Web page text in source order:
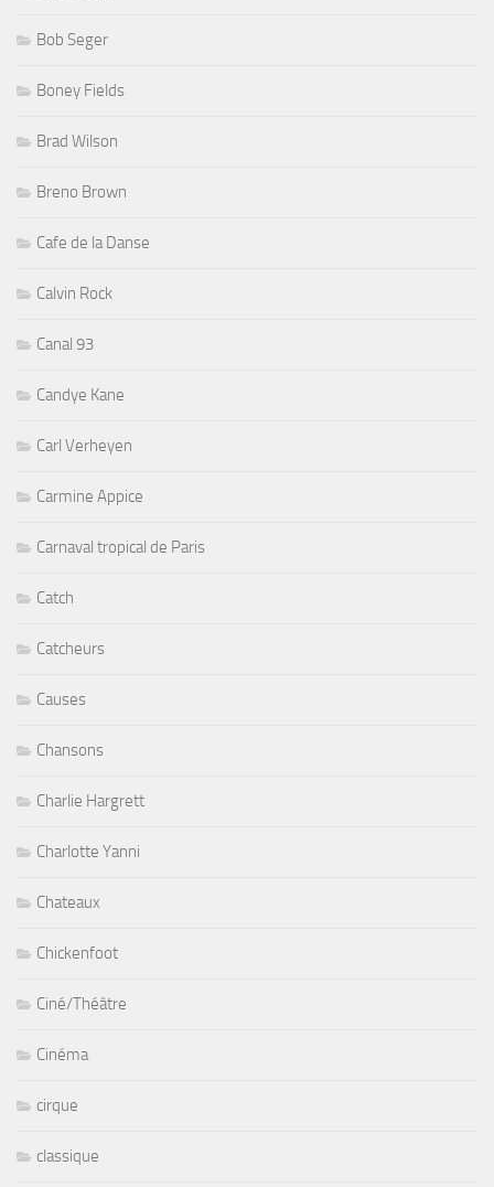
Bob Seger
Boney Fields
Brad Wilson
Breno Brown
Cafe de la Danse
Calvin Rock
Canal 93
Candye Kane
Carl Verheyen
Carmine Appice
Carnaval tropical de Paris
Catch
Catcheurs
Causes
Chansons
Charlie Hargrett
Charlotte Yanni
Chateaux
Chickenfoot
Ciné/Théâtre
Cinéma
cirque
classique